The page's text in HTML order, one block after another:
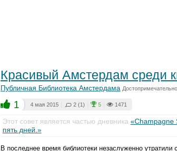
Красивый Амстердам среди
Публичная Библиотека Амстердама
1 4 мая 2015 2 (1) 5 1471
Этот совет является частью дневника «Champagne
пять дней.»
В последнее время библиотеки незаслуженно